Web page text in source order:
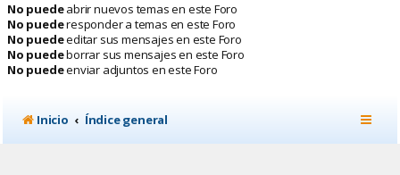
No puedeabrir nuevos temas en este Foro
No puederesponder a temas en este Foro
No puedeeditar sus mensajes en este Foro
No puedeborrar sus mensajes en este Foro
No puedeenviar adjuntos en este Foro
Inicio Índice general